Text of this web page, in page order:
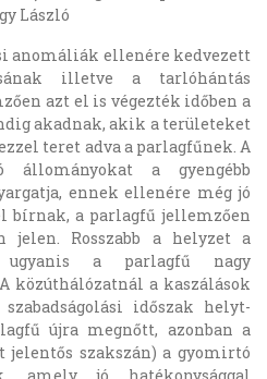
László
ellenére kedvezett
illetve a tarlóhántás
azt el is végezték időben a
akadnak, akik a területeket
teret adva a parlagfűnek. A
állományokat a gyengébb
ennek ellenére még jó
bírnak, a parlagfű jellemzően
jelen. Rosszabb a helyzet a
a parlagfű nagy
közúthálózatnál a kaszálások
időszak helyt-
újra megnőtt, azonban a
jelentős szakszán) a gyomirtó